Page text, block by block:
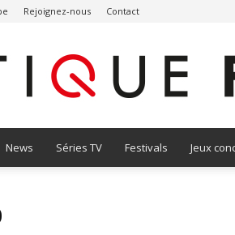
Rejoignez-nous Contact
News Séries TV Festivals Jeux